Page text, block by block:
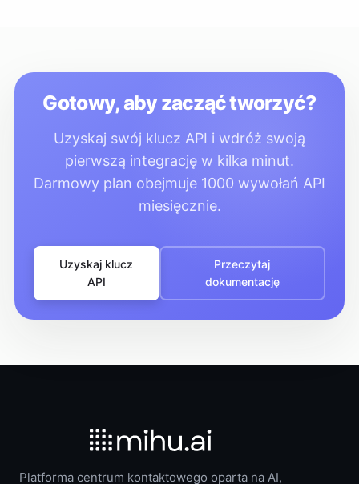
Gotowy, aby zacząć tworzyć?
Uzyskaj swój klucz API i wdróż swoją
pierwszą integrację w kilka minut.
Darmowy plan obejmuje 1000 wywołań API
miesięcznie.
Uzyskaj klucz
API
Przeczytaj
dokumentację
Platforma centrum kontaktowego oparta na AI,